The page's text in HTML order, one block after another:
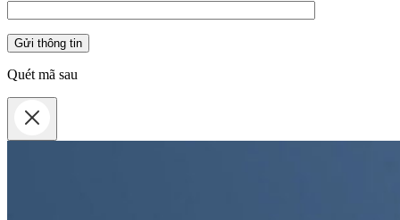
Quét mã sau